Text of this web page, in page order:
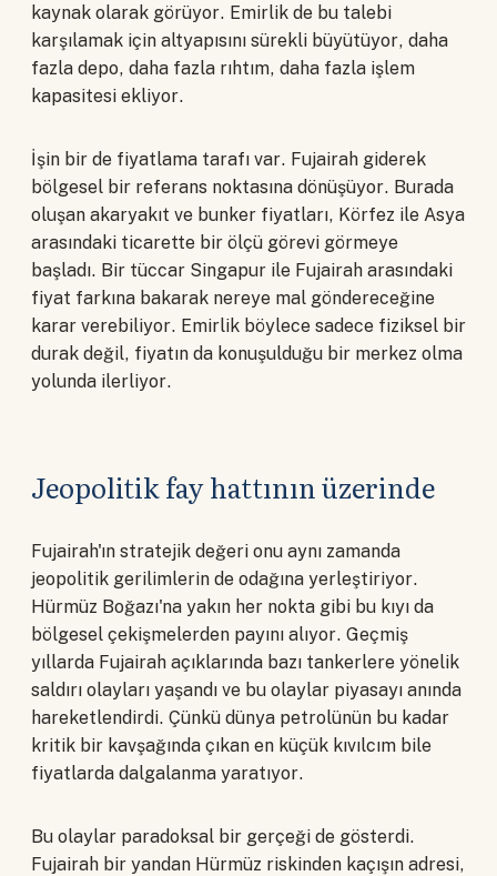
kaynak olarak görüyor. Emirlik de bu talebi
karşılamak için altyapısını sürekli büyütüyor, daha
fazla depo, daha fazla rıhtım, daha fazla işlem
kapasitesi ekliyor.
İşin bir de fiyatlama tarafı var. Fujairah giderek
bölgesel bir referans noktasına dönüşüyor. Burada
oluşan akaryakıt ve bunker fiyatları, Körfez ile Asya
arasındaki ticarette bir ölçü görevi görmeye
başladı. Bir tüccar Singapur ile Fujairah arasındaki
fiyat farkına bakarak nereye mal göndereceğine
karar verebiliyor. Emirlik böylece sadece fiziksel bir
durak değil, fiyatın da konuşulduğu bir merkez olma
yolunda ilerliyor.
Jeopolitik fay hattının üzerinde
Fujairah'ın stratejik değeri onu aynı zamanda
jeopolitik gerilimlerin de odağına yerleştiriyor.
Hürmüz Boğazı'na yakın her nokta gibi bu kıyı da
bölgesel çekişmelerden payını alıyor. Geçmiş
yıllarda Fujairah açıklarında bazı tankerlere yönelik
saldırı olayları yaşandı ve bu olaylar piyasayı anında
hareketlendirdi. Çünkü dünya petrolünün bu kadar
kritik bir kavşağında çıkan en küçük kıvılcım bile
fiyatlarda dalgalanma yaratıyor.
Bu olaylar paradoksal bir gerçeği de gösterdi.
Fujairah bir yandan Hürmüz riskinden kaçışın adresi,